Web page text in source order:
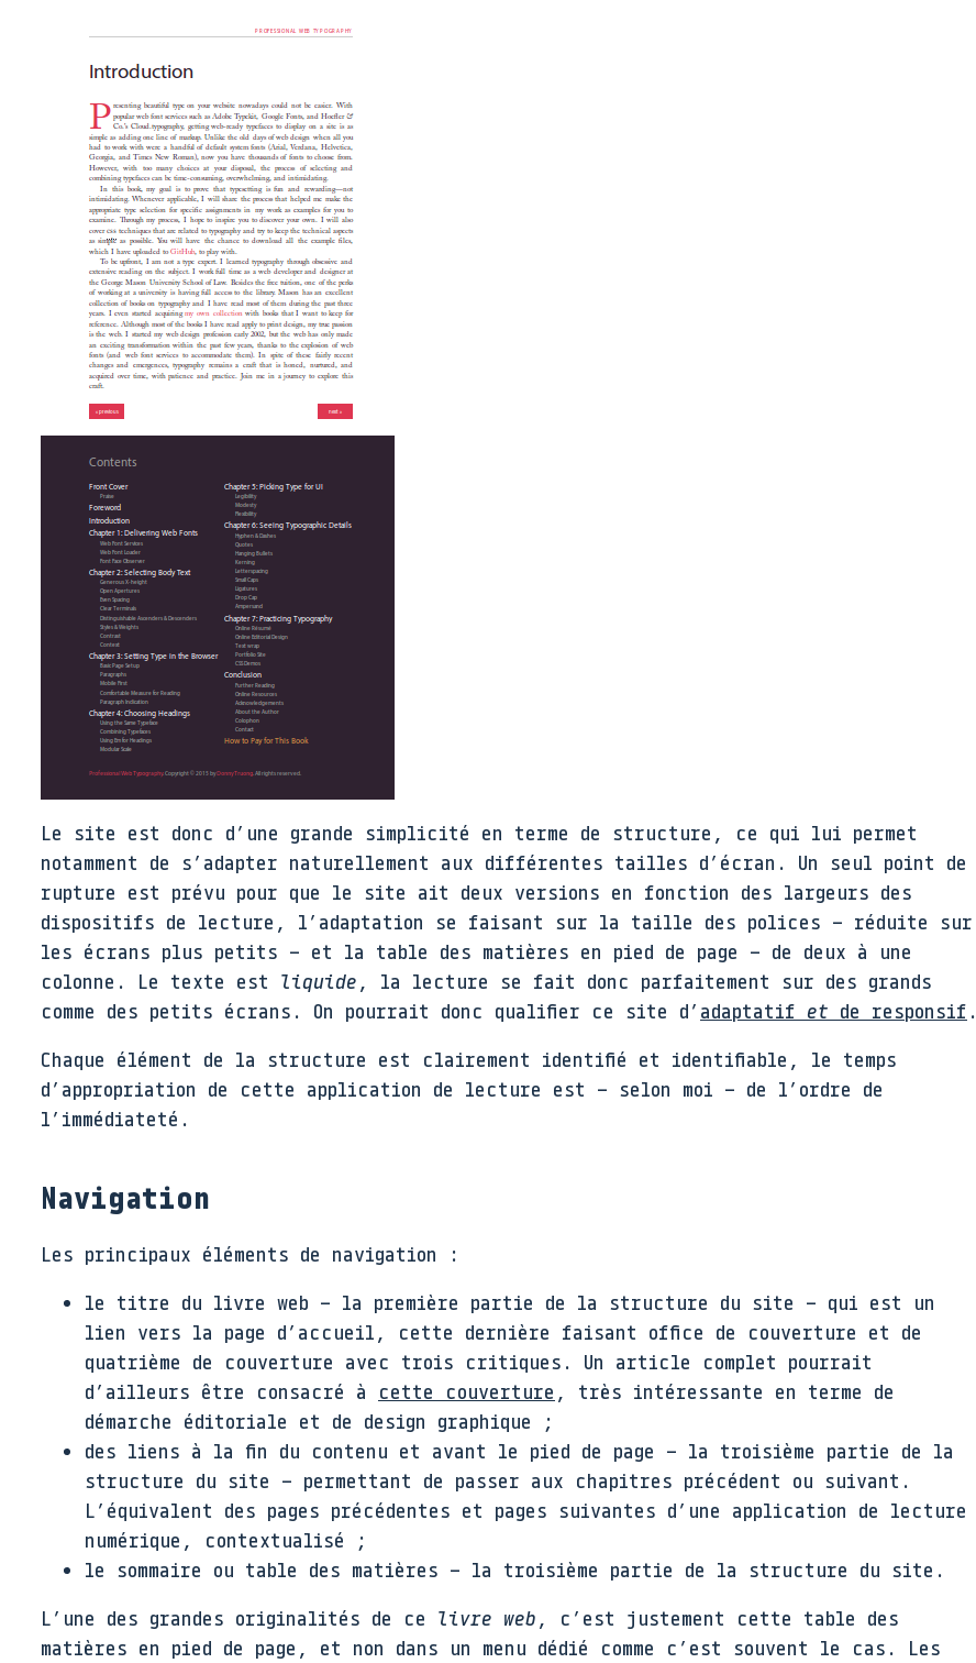
Le site est donc d’une grande simplicité en terme de structure, ce qui lui permet
notamment de s’adapter naturellement aux différentes tailles d’écran. Un seul point de
rupture est prévu pour que le site ait deux versions en fonction des largeurs des
dispositifs de lecture, l’adaptation se faisant sur la taille des polices – réduite sur
les écrans plus petits – et la table des matières en pied de page – de deux à une
colonne. Le texte est liquide , la lecture se fait donc parfaitement sur des grands
comme des petits écrans. On pourrait donc qualifier ce site d’ adaptatif et de responsif .
Chaque élément de la structure est clairement identifié et identifiable, le temps
d’appropriation de cette application de lecture est – selon moi – de l’ordre de
l’immédiateté.
Navigation
Les principaux éléments de navigation :
le titre du livre web – la première partie de la structure du site – qui est un
lien vers la page d’accueil, cette dernière faisant office de couverture et de
quatrième de couverture avec trois critiques. Un article complet pourrait
d’ailleurs être consacré à cette couverture , très intéressante en terme de
démarche éditoriale et de design graphique ;
des liens à la fin du contenu et avant le pied de page – la troisième partie de la
structure du site – permettant de passer aux chapitres précédent ou suivant.
L’équivalent des pages précédentes et pages suivantes d’une application de lecture
numérique, contextualisé ;
le sommaire ou table des matières – la troisième partie de la structure du site.
L’une des grandes originalités de ce livre web , c’est justement cette table des
matières en pied de page, et non dans un menu dédié comme c’est souvent le cas. Les